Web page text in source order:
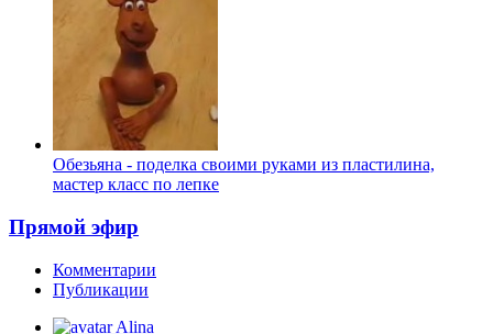
Обезьяна - поделка своими руками из пластилина,
мастер класс по лепке
Прямой эфир
Комментарии
Публикации
Alina